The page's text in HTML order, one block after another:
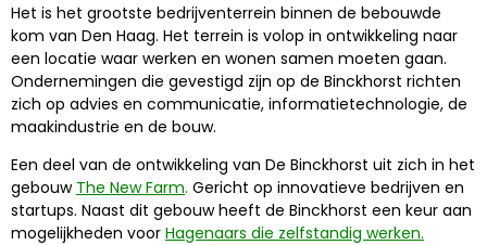
Het is het grootste bedrijventerrein binnen de bebouwde
kom van Den Haag. Het terrein is volop in ontwikkeling naar
een locatie waar werken en wonen samen moeten gaan.
Ondernemingen die gevestigd zijn op de Binckhorst richten
zich op advies en communicatie, informatietechnologie, de
maakindustrie en de bouw.
Een deel van de ontwikkeling van De Binckhorst uit zich in het
gebouw The New Farm. Gericht op innovatieve bedrijven en
startups. Naast dit gebouw heeft de Binckhorst een keur aan
mogelijkheden voor Hagenaars die zelfstandig werken.